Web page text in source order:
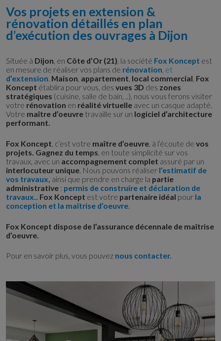
Vos projets en extension &
rénovation détaillés en plan
d’exécution des ouvrages à Dijon
Située à Dijon , en Côte d’Or (21) , la société Fox Koncept est
en mesure de réaliser vos plans de rénovation, et
d’extension. Maison appartement local commercial Fox
Koncept établira pour vous, desvues 3D des zones
stratégiques (cuisine, salle de bain, ..), nous vous ferons visiter
votre rénovation en réalité virtuelle avec un casque adapté.
Votre maître d’oeuvre travaille sur un logiciel d’architecture
performant.
Fox Koncept , c’est votre maître d’oeuvre , à l’écoute devos
projets. Gagnez du temps , en toute simplicité sur vos
travaux, avec un accompagnement complet assuré par un
interlocuteur unique. Nous pouvons réaliser l’estimatif de
vos travaux, ainsi que prendre en charge la partie
administrative : permis de construire et déclaration de
travaux.. Fox Koncept est votre partenaire idéal pour la
conception et la maîtrise d’oeuvre.
Fox Koncept dispose de l’assurance décennale de maîtrise
d’oeuvre.
Pour en savoir plus, vous pouvez nous contacter.